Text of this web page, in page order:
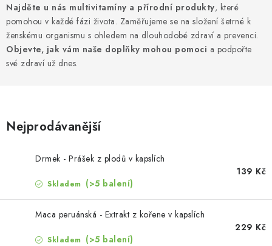
BESTSELLERY
ŽENY
Najděte u nás multivitamíny a přírodní produkty, které
pomohou v každé fázi života. Zaměřujeme se na složení šetrné k
ženskému organismu s ohledem na dlouhodobé zdraví a prevenci.
Objevte, jak vám naše doplňky mohou pomoci a podpořte
své zdraví už dnes.
Nejprodávanější
Drmek - Prášek z plodů v kapslích
Skladem (>5 balení)
139 Kč
Maca peruánská - Extrakt z kořene v kapslích
Skladem (>5 balení)
229 Kč